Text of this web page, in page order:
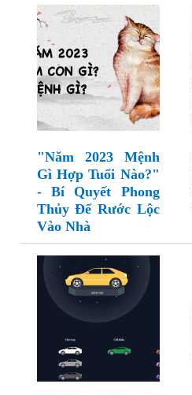
"Năm 2023 Mệnh
Gì Hợp Tuổi Nào?"
- Bí Quyết Phong
Thủy Để Rước Lộc
Vào Nhà